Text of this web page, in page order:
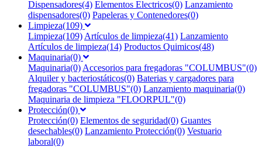
Dispensadores(4) Elementos Electricos(0) Lanzamiento
dispensadores(0) Papeleras y Contenedores(0)
Limpieza(109)
Limpieza(109) Artículos de limpieza(41) Lanzamiento
Artículos de limpieza(14) Productos Quimicos(48)
Maquinaria(0)
Maquinaria(0) Accesorios para fregadoras "COLUMBUS"(0)
Alquiler y bacteriostáticos(0) Baterias y cargadores para
fregadoras "COLUMBUS"(0) Lanzamiento maquinaria(0)
Maquinaria de limpieza "FLOORPUL"(0)
Protección(0)
Protección(0) Elementos de seguridad(0) Guantes
desechables(0) Lanzamiento Protección(0) Vestuario
laboral(0)